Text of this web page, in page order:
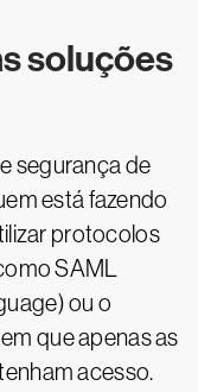
soluções
segurança de
está fazendo
protocolos
SAML
ou o
que apenas as
acesso.